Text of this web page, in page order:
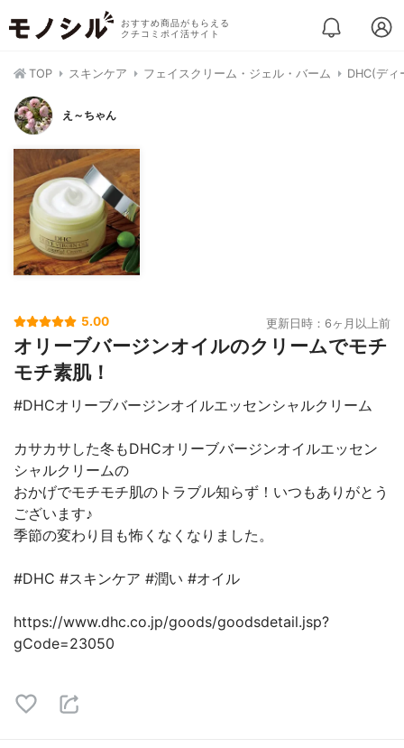
おすすめ商品がもらえる
クチコミポイ活サイト
TOP スキンケア フェイスクリーム・ジェル・バーム DHC(ディ
え～ちゃん
5.00 更新日時：6ヶ月以上前
オリーブバージンオイルのクリームでモチ
モチ素肌！
#DHCオリーブバージンオイルエッセンシャルクリーム
カサカサした冬もDHCオリーブバージンオイルエッセン
シャルクリームの
おかげでモチモチ肌のトラブル知らず！いつもありがとう
ございます♪
季節の変わり目も怖くなくなりました。
#DHC #スキンケア #潤い #オイル
https://www.dhc.co.jp/goods/goodsdetail.jsp?
gCode=23050